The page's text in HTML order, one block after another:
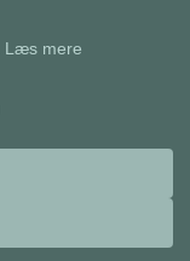
Læs mere